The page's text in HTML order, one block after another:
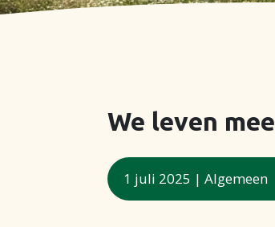
We leven mee
1 juli 2025 |Algemeen